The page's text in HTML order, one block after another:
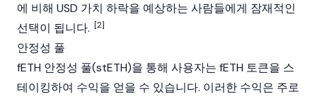
에 비해 USD 가치 하락을 예상하는 사람들에게 잠재적인
선택이 됩니다. [2]
안정성 풀
fETH 안정성 풀(stETH)을 통해 사용자는 fETH 토큰을 스
테이킹하여 수익을 얻을 수 있습니다. 이러한 수익은 주로